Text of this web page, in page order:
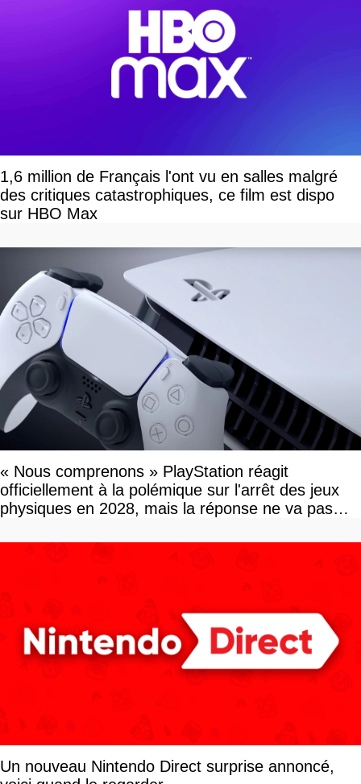
1,6 million de Français l'ont vu en salles malgré
des critiques catastrophiques, ce film est dispo
sur HBO Max
« Nous comprenons » PlayStation réagit
officiellement à la polémique sur l'arrêt des jeux
physiques en 2028, mais la réponse ne va pas
Un nouveau Nintendo Direct surprise annoncé,